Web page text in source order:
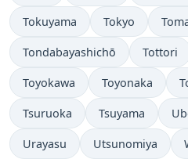
Tokuyama Tokyo
Tondabayashichō Tottori
Toyokawa Toyonaka
Tsuruoka Tsuyama
Urayasu Utsunomiya